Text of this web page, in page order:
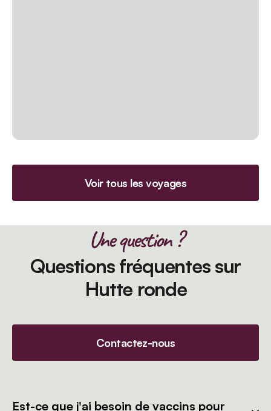
Voir tous les voyages
Une question ?
Questions fréquentes sur
Hutte ronde
Contactez-nous
Est-ce que j'ai besoin de vaccins pour